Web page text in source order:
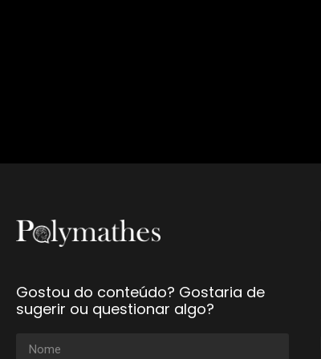
Gostou do conteúdo? Gostaria de
sugerir ou questionar algo?